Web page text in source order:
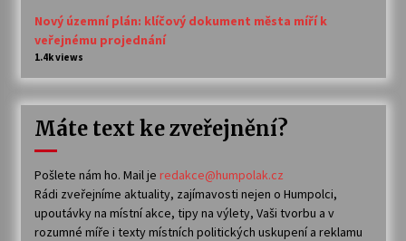
Nový územní plán: klíčový dokument města míří k
veřejnému projednání
1.4k views
Máte text ke zveřejnění?
Pošlete nám ho. Mail je redakce@humpolak.cz
Rádi zveřejníme aktuality, zajímavosti nejen o Humpolci,
upoutávky na místní akce, tipy na výlety, Vaši tvorbu a v
rozumné míře i texty místních politických uskupení a reklamu